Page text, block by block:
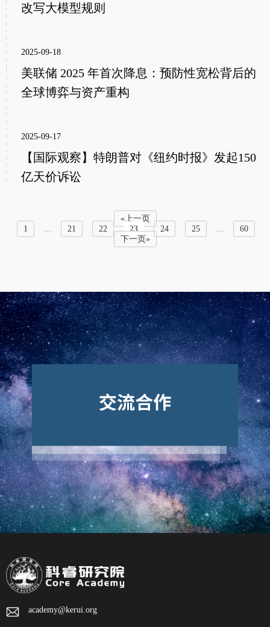
改写大模型规则
2025-09-18
美联储 2025 年首次降息：预防性宽松背后的
全球博弈与资产重构
2025-09-17
【国际观察】特朗普对《纽约时报》发起150
亿天价诉讼
«上一页
1
21 22 23 24 25
60
下一页»
academy@kerui.org